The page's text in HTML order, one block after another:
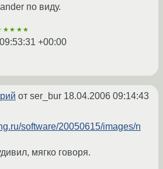
по виду.
+00:00
от ser_bur 18.04.2006 09:14:43
software/20050615/images/n
мягко говоря.